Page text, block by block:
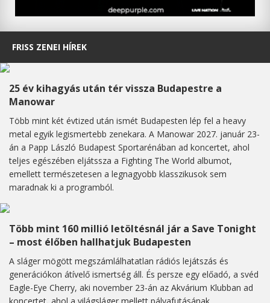
FRISS ZENEI HÍREK
25 év kihagyás után tér vissza Budapestre a
Manowar
Több mint két évtized után ismét Budapesten lép fel a heavy
metal egyik legismertebb zenekara. A Manowar 2027. január 23-
án a Papp László Budapest Sportarénában ad koncertet, ahol
teljes egészében eljátssza a Fighting The World albumot,
emellett természetesen a legnagyobb klasszikusok sem
maradnak ki a programból.
Több mint 160 millió letöltésnál jár a Save Tonight
– most élőben hallhatjuk Budapesten
A sláger mögött megszámlálhatatlan rádiós lejátszás és
generációkon átívelő ismertség áll. És persze egy előadó, a svéd
Eagle-Eye Cherry, aki november 23-án az Akvárium Klubban ad